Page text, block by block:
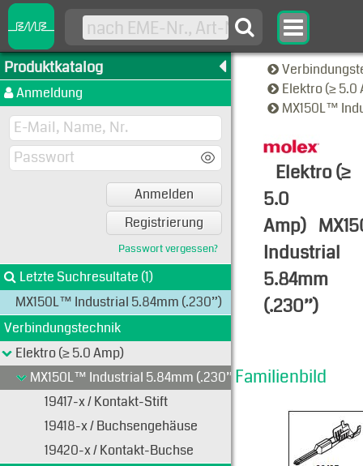
Produktkatalog
Anmeldung
Anmelden
Registrierung
Passwort vergessen?
Letzte Suchresultate (1)
MX150L™ Industrial 5.84mm (.230”)
Verbindungstechnik
Elektro (≥ 5.0 Amp)
MX150L™ Industrial 5.84mm (.230”)
19417-x / Kontakt-Stift
19418-x / Buchsengehäuse
19420-x / Kontakt-Buchse
Elektro (≥ 5.0
MX150L™
Elektro (≥
5.0
Amp)
Industrial
5.84mm
(.230”)
Familienbild